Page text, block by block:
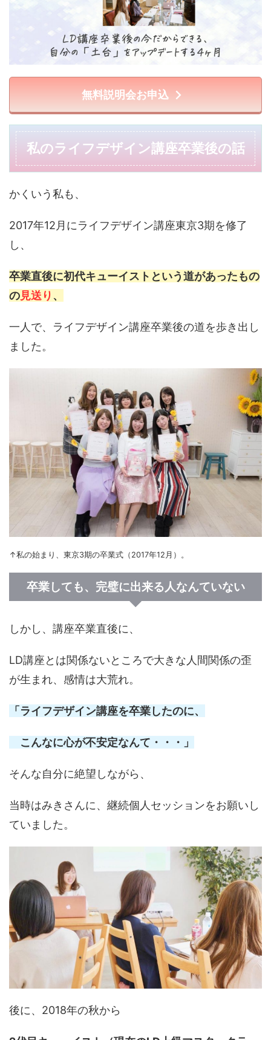
無料説明会お申込
私のライフデザイン講座卒業後の話
かくいう私も、
2017年12月にライフデザイン講座東京3期を修了
し、
卒業直後に初代キューイストという道があったもの
の見送り 、
一人で、ライフデザイン講座卒業後の道を歩き出し
ました。
↑私の始まり、東京3期の卒業式（2017年12月）。
卒業しても、完璧に出来る人なんていない
しかし、講座卒業直後に、
LD講座とは関係ないところで大きな人間関係の歪
が生まれ、感情は大荒れ。
「ライフデザイン講座を卒業したのに、
こんなに心が不安定なんて・・・」
そんな自分に絶望しながら、
当時はみきさんに、継続個人セッションをお願いし
ていました。
後に、2018年の秋から